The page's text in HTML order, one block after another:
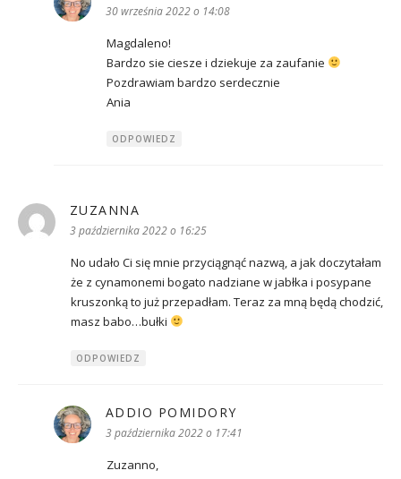
30 września 2022 o 14:08
Magdaleno!
Bardzo sie ciesze i dziekuje za zaufanie
Pozdrawiam bardzo serdecznie
Ania
ODPOWIEDZ
ZUZANNA
3 października 2022 o 16:25
No udało Ci się mnie przyciągnąć nazwą, a jak doczytałam
że z cynamonemi bogato nadziane w jabłka i posypane
kruszonką to już przepadłam. Teraz za mną będą chodzić,
masz babo…bułki
ODPOWIEDZ
ADDIO POMIDORY
3 października 2022 o 17:41
Zuzanno,